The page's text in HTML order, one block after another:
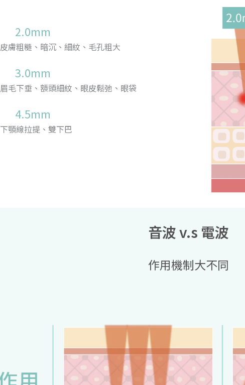
2.0mm
皮膚粗糙、暗沉、細紋、毛孔粗大
3.0mm
眉毛下垂、額頭細紋、眼皮鬆弛、眼袋
4.5mm
下顎線拉提、雙下巴
音波 v.s 電波
作用機制大不同